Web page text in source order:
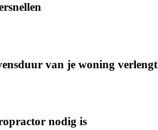
van je woning verlengt
nodig is